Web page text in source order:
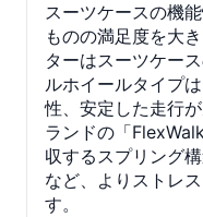
スーツケースの機
ものの満足度を大
ターはスーツケー
ルホイールタイプ
性、安定した走行
ランドの「
収するスプリング
など、よりストレ
す。